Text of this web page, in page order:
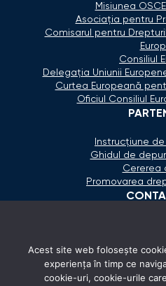
Misiunea
Asociaţia pentru
Comisarul pentru
Consiliul
Delegaţia Uniunii
Curtea Europeană
Oficiul Consiliul
Instrucțiune
Ghidul de
Cererea
Promovarea
Strada Calea
Acest site web folosește
experiența în timp ce
cookie-uri, cookie-urile